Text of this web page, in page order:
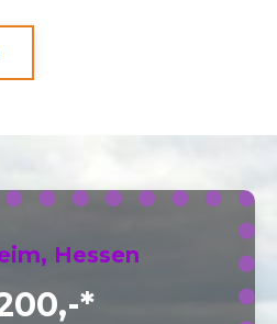
Hessen
*